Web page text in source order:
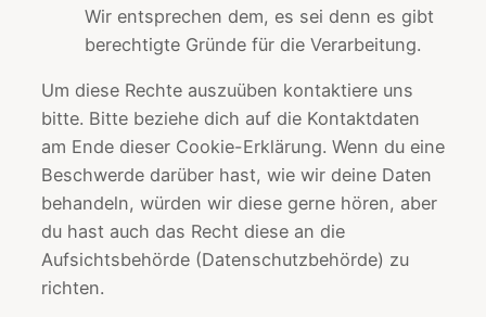
Wir entsprechen dem, es sei denn es gibt
berechtigte Gründe für die Verarbeitung.
Um diese Rechte auszuüben kontaktiere uns
bitte. Bitte beziehe dich auf die Kontaktdaten
am Ende dieser Cookie-Erklärung. Wenn du eine
Beschwerde darüber hast, wie wir deine Daten
behandeln, würden wir diese gerne hören, aber
du hast auch das Recht diese an die
Aufsichtsbehörde (Datenschutzbehörde) zu
richten.